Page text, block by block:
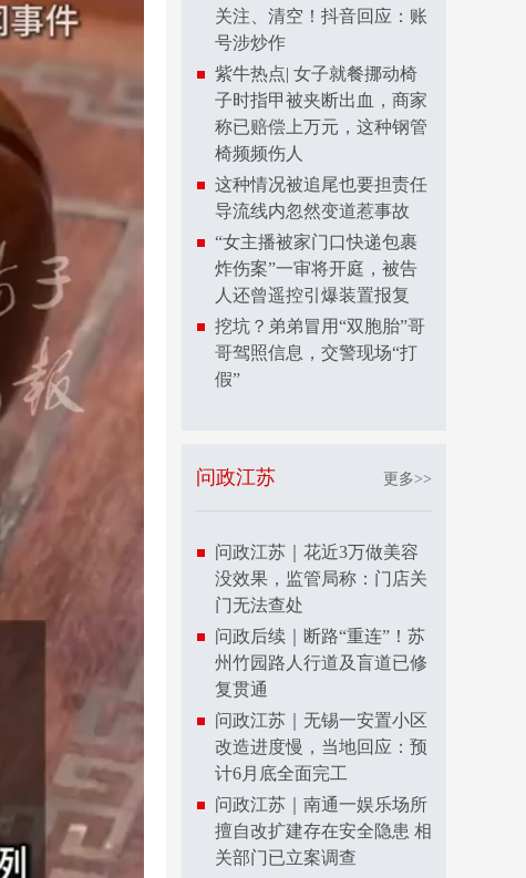
关注、清空！抖音回应：账
号涉炒作
紫牛热点| 女子就餐挪动椅
子时指甲被夹断出血，商家
称已赔偿上万元，这种钢管
椅频频伤人
这种情况被追尾也要担责任
导流线内忽然变道惹事故
“女主播被家门口快递包裹
炸伤案”一审将开庭，被告
人还曾遥控引爆装置报复
挖坑？弟弟冒用“双胞胎”哥
哥驾照信息，交警现场“打
假”
问政江苏 更多>>
问政江苏｜花近3万做美容
没效果，监管局称：门店关
门无法查处
问政后续｜断路“重连”！苏
州竹园路人行道及盲道已修
复贯通
问政江苏｜无锡一安置小区
改造进度慢，当地回应：预
计6月底全面完工
问政江苏｜南通一娱乐场所
擅自改扩建存在安全隐患 相
关部门已立案调查